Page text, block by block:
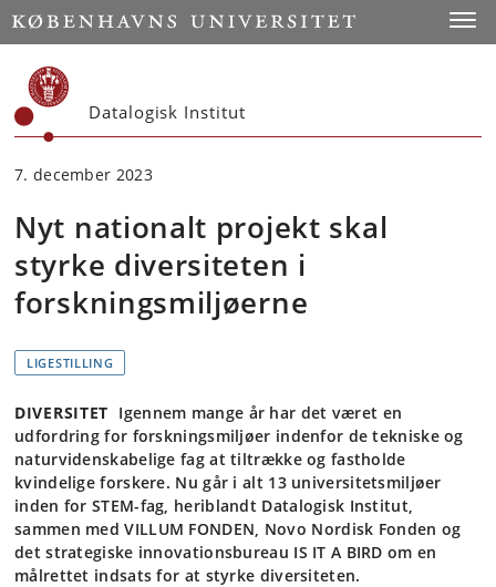
Start
Datalogisk Institut
7. december 2023
Nyt nationalt projekt skal
styrke diversiteten i
forskningsmiljøerne
LIGESTILLING
DIVERSITET Igennem mange år har det været en
udfordring for forskningsmiljøer indenfor de tekniske og
naturvidenskabelige fag at tiltrække og fastholde
kvindelige forskere. Nu går i alt 13 universitetsmiljøer
inden for STEM-fag, heriblandt Datalogisk Institut,
sammen med VILLUM FONDEN, Novo Nordisk Fonden og
det strategiske innovationsbureau IS IT A BIRD om en
målrettet indsats for at styrke diversiteten.